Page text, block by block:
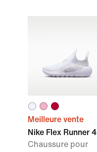
Meilleure vente
Nike Flex Runner 4
Chaussure pour